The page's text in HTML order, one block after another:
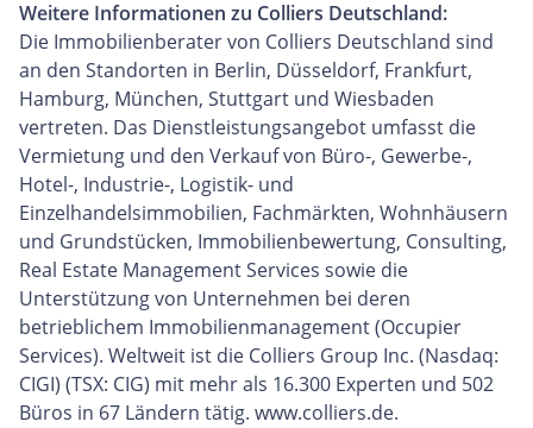
Weitere Informationen zu Colliers Deutschland:
Die Immobilienberater von Colliers Deutschland sind
an den Standorten in Berlin, Düsseldorf, Frankfurt,
Hamburg, München, Stuttgart und Wiesbaden
vertreten. Das Dienstleistungsangebot umfasst die
Vermietung und den Verkauf von Büro-, Gewerbe-,
Hotel-, Industrie-, Logistik- und
Einzelhandelsimmobilien, Fachmärkten, Wohnhäusern
und Grundstücken, Immobilienbewertung, Consulting,
Real Estate Management Services sowie die
Unterstützung von Unternehmen bei deren
betrieblichem Immobilienmanagement (Occupier
Services). Weltweit ist die Colliers Group Inc. (Nasdaq:
CIGI) (TSX: CIG) mit mehr als 16.300 Experten und 502
Büros in 67 Ländern tätig. www.colliers.de.